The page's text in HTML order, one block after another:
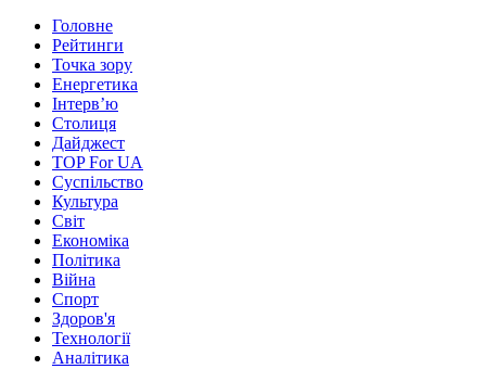
Головне
Рейтинги
Точка зору
Енергетика
Інтерв’ю
Столиця
Дайджест
TOP For UA
Суспiльство
Культура
Світ
Економіка
Політика
Війна
Спорт
Здоров'я
Технології
Аналітика